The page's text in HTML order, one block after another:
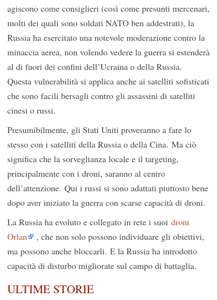
agiscono come consiglieri (così come presunti mercenari,
molti dei quali sono soldati NATO ben addestrati), la
Russia ha esercitato una notevole moderazione contro la
minaccia aerea, non volendo vedere la guerra si estenderà
al di fuori dei confini dell’Ucraina o della Russia.
Questa vulnerabilità si applica anche ai satelliti sofisticati
che sono facili bersagli contro gli assassini di satelliti
cinesi o russi.
Presumibilmente, gli Stati Uniti proveranno a fare lo
stesso con i satelliti della Russia o della Cina. Ma ciò
significa che la sorveglianza locale e il targeting,
principalmente con i droni, saranno al centro
dell’attenzione. Qui i russi si sono adattati piuttosto bene
dopo aver iniziato la guerra con scarse capacità di droni.
La Russia ha evoluto e collegato in rete i suoi droni
Orlan
, che non solo possono individuare gli obiettivi,
ma possono anche bloccarli. E la Russia ha introdotto
capacità di disturbo migliorate sul campo di battaglia.
ULTIME STORIE